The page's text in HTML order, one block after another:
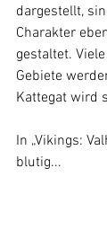
dargestellt,
Charakter
gestaltet.
Gebiete
Kattegat wird
In „Vikings:
blutig...